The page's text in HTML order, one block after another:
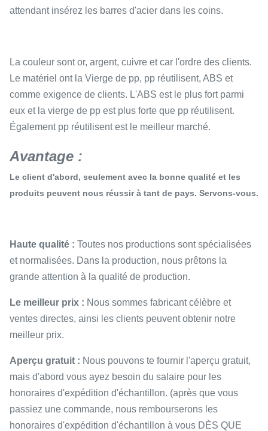
attendant insérez les barres d'acier dans les coins.
La couleur sont or, argent, cuivre et car l'ordre des clients.
Le matériel ont la Vierge de pp, pp réutilisent, ABS et
comme exigence de clients. L'ABS est le plus fort parmi
eux et la vierge de pp est plus forte que pp réutilisent.
Également pp réutilisent est le meilleur marché.
Avantage :
Le client d'abord, seulement avec la bonne qualité et les
produits peuvent nous réussir à tant de pays. Servons-vous.
Haute qualité : Toutes nos productions sont spécialisées
et normalisées. Dans la production, nous prêtons la
grande attention à la qualité de production.
Le meilleur prix : Nous sommes fabricant célèbre et
ventes directes, ainsi les clients peuvent obtenir notre
meilleur prix.
Aperçu gratuit : Nous pouvons te fournir l'aperçu gratuit,
mais d'abord vous ayez besoin du salaire pour les
honoraires d'expédition d'échantillon. (après que vous
passiez une commande, nous rembourserons les
honoraires d'expédition d'échantillon à vous DÈS QUE